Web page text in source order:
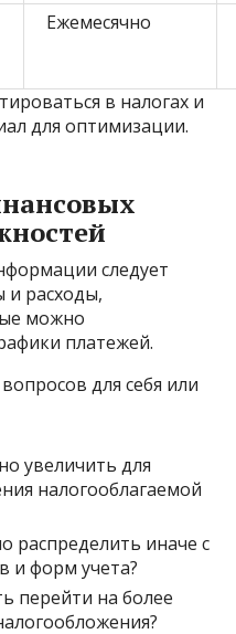
Ежемесячно
в налогах и
для оптимизации.
следует
и расходы,
можно
платежей.
для себя или
увеличить для
налогооблагаемой
распределить иначе с
и форм учета?
перейти на более